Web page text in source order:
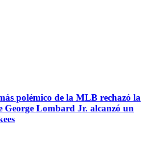
polémico de la MLB rechazó la
George Lombard Jr. alcanzó un